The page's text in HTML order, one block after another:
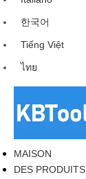
한국어
Tiếng Việt
ไทย
MAISON
DES PRODUITS